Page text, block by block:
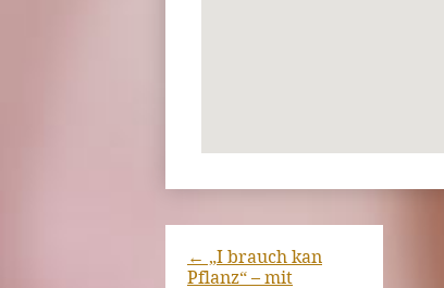
← „I brauch kan
Pflanz“ – mit